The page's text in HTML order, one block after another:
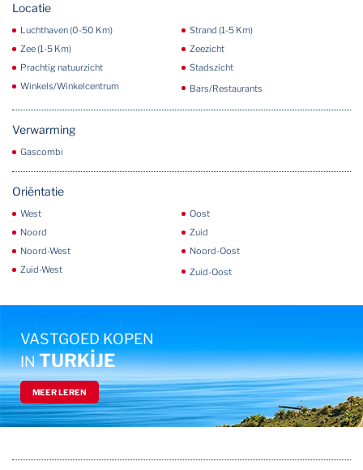
Locatie
Luchthaven (0-50 Km)
Strand (1-5 Km)
Zee (1-5 Km)
Zeezicht
Prachtig natuurzicht
Stadszicht
Winkels/Winkelcentrum
Bars/Restaurants
Verwarming
Gascombi
Oriëntatie
West
Oost
Noord
Zuid
Noord-West
Noord-Oost
Zuid-West
Zuid-Oost
VASTGOED KOPEN
INTURKİJE
MEER LEREN